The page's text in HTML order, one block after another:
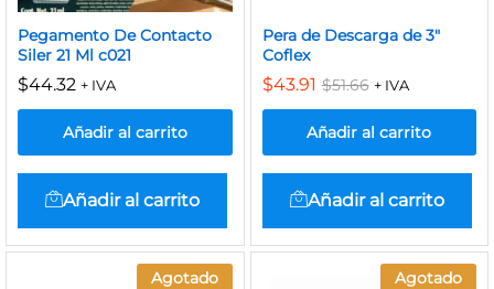
Pegamento De Contacto
Siler 21 Ml c021
$44.32 + IVA
Añadir al carrito
Añadir al carrito
Pera de Descarga de 3″
Coflex
$43.91 $51.66 + IVA
Añadir al carrito
Añadir al carrito
Agotado Agotado